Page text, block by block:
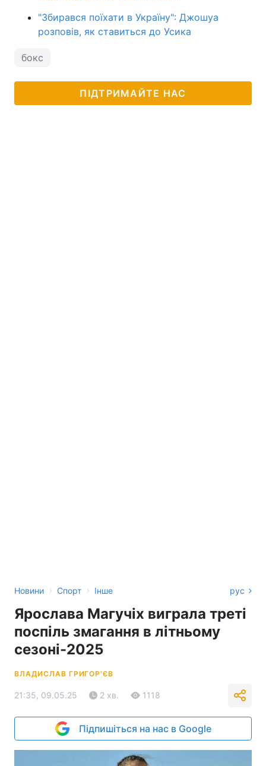
"Збирався поїхати в Україну": Джошуа
розповів, як ставиться до Усика
бокс
ПІДТРИМАЙТЕ НАС
Новини › Спорт › Інше рус
Ярослава Магучіх виграла треті
поспіль змагання в літньому
сезоні-2025
ВЛАДИСЛАВ ГРИГОР'ЄВ
21:35, 09.05.25 2 хв. 1118
Підпишіться на нас в Google